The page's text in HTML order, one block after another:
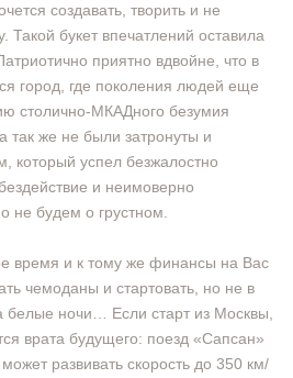
создавать, творить и не
Такой букет впечатлений оставила
приятно вдвойне, что в
город, где поколения людей еще
столично-МКАДного безумия
так же не были затронуты и
который успел безжалостно
и неимоверно
не будем о грустном.
время и к тому же финансы на Вас
чемоданы и стартовать, но не в
белые ночи… Если старт из Москвы,
врата будущего: поезд «Сапсан»
развивать скорость до 350 км/